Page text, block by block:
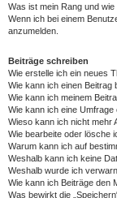
Was ist mein Rang und
Wenn ich bei einem
anzumelden.
Beiträge schreiben
Wie erstelle ich ein neues
Wie kann ich einen Beitrag
Wie kann ich meinem
Wie kann ich eine Umfrage
Wieso kann ich nicht mehr
Wie bearbeite oder lösche
Warum kann ich auf
Weshalb kann ich keine
Weshalb wurde ich
Wie kann ich Beiträge den
Was bewirkt die